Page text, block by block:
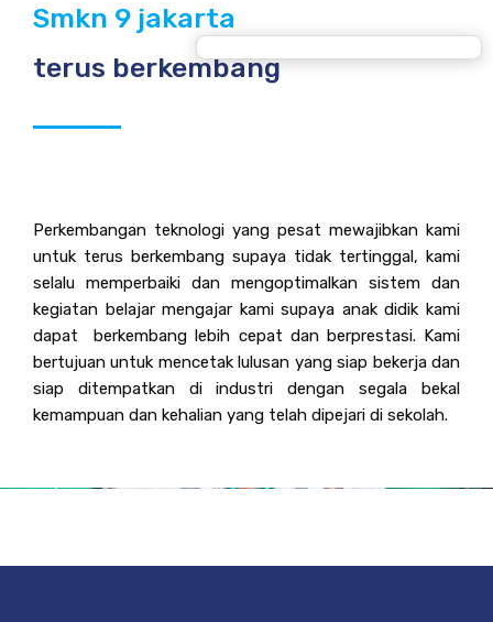
Smkn 9 jakarta
terus berkembang
Perkembangan teknologi yang pesat mewajibkan kami
untuk terus berkembang supaya tidak tertinggal, kami
selalu memperbaiki dan mengoptimalkan sistem dan
kegiatan belajar mengajar kami supaya anak didik kami
dapat berkembang lebih cepat dan berprestasi. Kami
bertujuan untuk mencetak lulusan yang siap bekerja dan
siap ditempatkan di industri dengan segala bekal
kemampuan dan kehalian yang telah dipejari di sekolah.